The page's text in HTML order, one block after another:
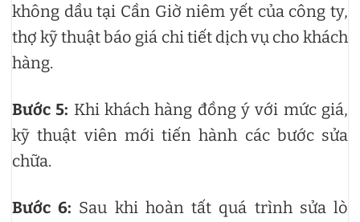
không dầu tại Cần Giờ niêm yết của công ty,
thợ kỹ thuật báo giá chi tiết dịch vụ cho khách
hàng.
Bước 5: Khi khách hàng đồng ý với mức giá,
kỹ thuật viên mới tiến hành các bước sửa
chữa.
Bước 6: Sau khi hoàn tất quá trình sửa lò